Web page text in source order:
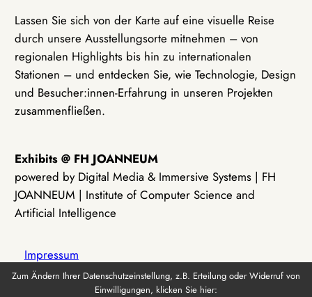
Lassen Sie sich von der Karte auf eine visuelle Reise
durch unsere Ausstellungsorte mitnehmen – von
regionalen Highlights bis hin zu internationalen
Stationen – und entdecken Sie, wie Technologie, Design
und Besucher:innen-Erfahrung in unseren Projekten
zusammenfließen.
Exhibits @ FH JOANNEUM
powered by Digital Media & Immersive Systems | FH
JOANNEUM | Institute of Computer Science and
Artificial Intelligence
Impressum
Zum Ändern Ihrer Datenschutzeinstellung, z.B. Erteilung oder Widerruf von
Einwilligungen, klicken Sie hier: